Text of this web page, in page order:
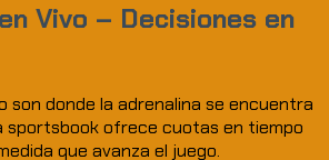
Vivo – Decisiones en
son donde la adrenalina se encuentra
sportsbook ofrece cuotas en tiempo
que avanza el juego.